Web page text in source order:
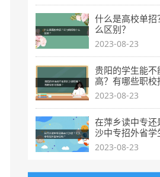
什么是高校单
么区别？
2023-08-23
贵阳的学生能不
高？有哪些职校
2023-08-23
在萍乡读中专
沙中专招外省学
2023-08-23